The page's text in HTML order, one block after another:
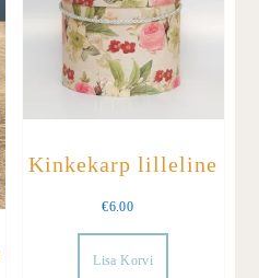
Kinkekarp lilleline
€6.00
Lisa Korvi